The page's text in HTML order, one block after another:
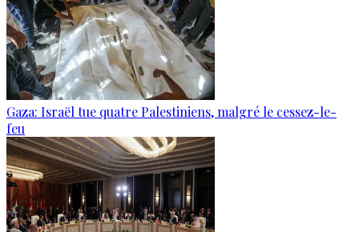
Gaza: Israël tue quatre Palestiniens, malgré le cessez-le-
feu